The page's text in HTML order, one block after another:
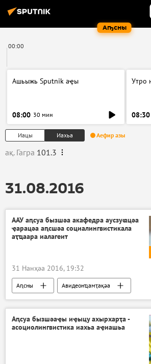
Аҧсны
00:00
Ашьыжь Sputnik аҿы
08:00 30 мин
Утро
08:30
Иацы Иахьа Аефир азы
ақ. Гагра 101.3
31.08.2016
ААУ аԥсуа бызшәа акафедра аусзуҩцәа
ҿарацәа аԥсшәа социалингвистикала
аҭҵаара иалагеит
31 Нанҳәа 2016, 19:32
Аԥсны Авидеонҵамҭақәа
Аԥсуа бызшәаҿы иҿыцу ахырхарҭа -
асоциолингвистика иахьа аҿиашьа